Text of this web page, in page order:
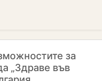
за
„Здраве във